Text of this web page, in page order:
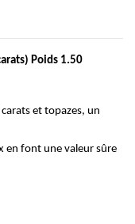
Poids 1.50
et topazes, un
en font une valeur sûre